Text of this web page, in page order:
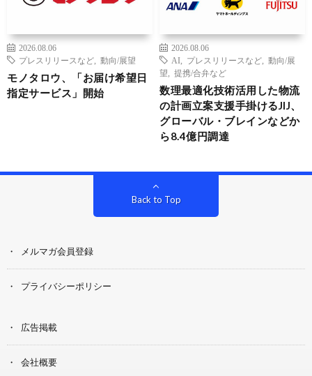
2026.08.06
プレスリリースなど
動向/展望
モノタロウ、「お届け希望日
指定サービス」開始
2026.08.06
AI
プレスリリースなど
動向/展
望
提携/合弁など
数理最適化技術活用した物流
の計画立案支援手掛けるJIJ、
グローバル・ブレインなどか
ら8.4億円調達
Back to Top
メルマガ会員登録
プライバシーポリシー
広告掲載
会社概要